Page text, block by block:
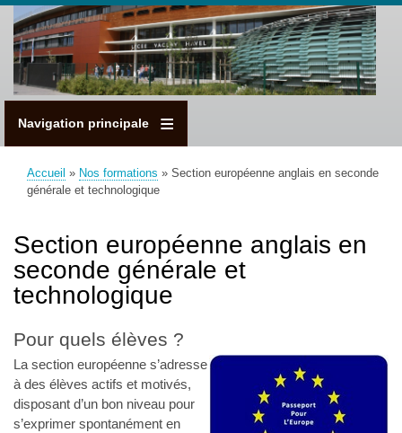
Aller
au
contenu
principal
Navigation principale
Fil
Accueil Nos formations
Section européenne anglais en seconde
générale et technologique
Section européenne anglais en
seconde générale et
technologique
Pour quels élèves ?
La section européenne s’adresse
à des élèves actifs et motivés,
disposant d’un bon niveau pour
s’exprimer spontanément en